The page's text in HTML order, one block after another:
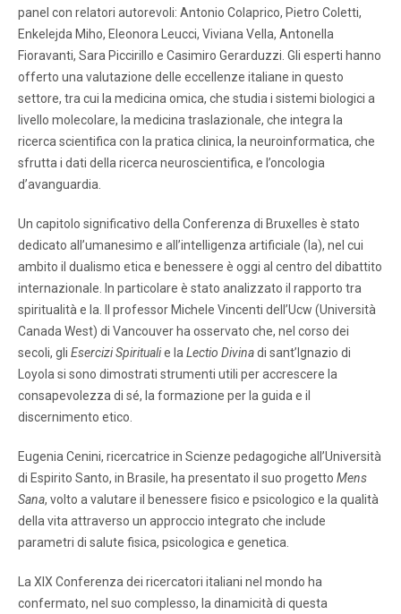
panel con relatori autorevoli: Antonio Colaprico, Pietro Coletti,
Enkelejda Miho, Eleonora Leucci, Viviana Vella, Antonella
Fioravanti, Sara Piccirillo e Casimiro Gerarduzzi. Gli esperti hanno
offerto una valutazione delle eccellenze italiane in questo
settore, tra cui la medicina omica, che studia i sistemi biologici a
livello molecolare, la medicina traslazionale, che integra la
ricerca scientifica con la pratica clinica, la neuroinformatica, che
sfrutta i dati della ricerca neuroscientifica, e l’oncologia
d’avanguardia.
Un capitolo significativo della Conferenza di Bruxelles è stato
dedicato all’umanesimo e all’intelligenza artificiale (Ia), nel cui
ambito il dualismo etica e benessere è oggi al centro del dibattito
internazionale. In particolare è stato analizzato il rapporto tra
spiritualità e Ia. Il professor Michele Vincenti dell’Ucw (Università
Canada West) di Vancouver ha osservato che, nel corso dei
secoli, gli Esercizi Spiritualie la Lectio Divinadi sant’Ignazio di
Loyola si sono dimostrati strumenti utili per accrescere la
consapevolezza di sé, la formazione per la guida e il
discernimento etico.
Eugenia Cenini, ricercatrice in Scienze pedagogiche all’Università
di Espirito Santo, in Brasile, ha presentato il suo progetto Mens
Sana, volto a valutare il benessere fisico e psicologico e la qualità
della vita attraverso un approccio integrato che include
parametri di salute fisica, psicologica e genetica.
La XIX Conferenza dei ricercatori italiani nel mondo ha
confermato, nel suo complesso, la dinamicità di questa